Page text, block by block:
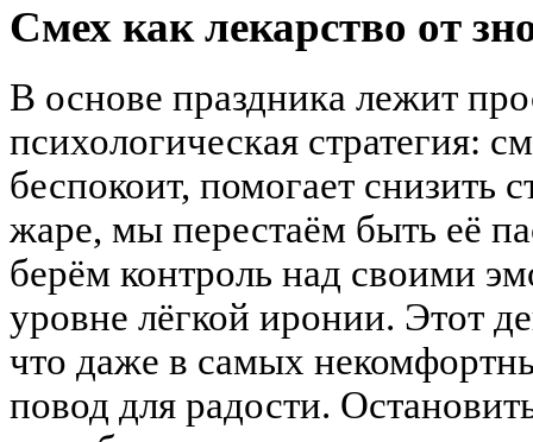
Смех как лекарство от
В основе праздника лежит
психологическая стратегия:
беспокоит, помогает снизить
жаре, мы перестаём быть её
берём контроль над своими
уровне лёгкой иронии. Этот
что даже в самых
повод для радости.